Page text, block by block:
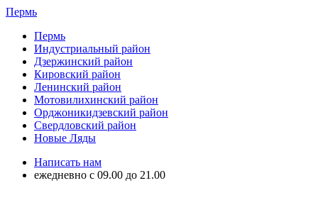
Пермь
Пермь
Индустриальный район
Дзержинский район
Кировский район
Ленинский район
Мотовилихинский район
Орджоникидзевский район
Свердловский район
Новые Ляды
Написать нам
ежедневно с 09.00 до 21.00